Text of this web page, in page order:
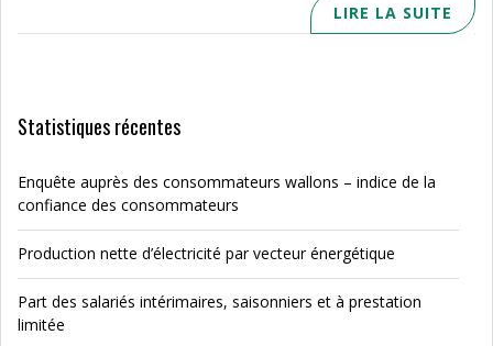
LIRE LA SUITE
Statistiques récentes
Enquête auprès des consommateurs wallons – indice de la
confiance des consommateurs
Production nette d’électricité par vecteur énergétique
Part des salariés intérimaires, saisonniers et à prestation
limitée